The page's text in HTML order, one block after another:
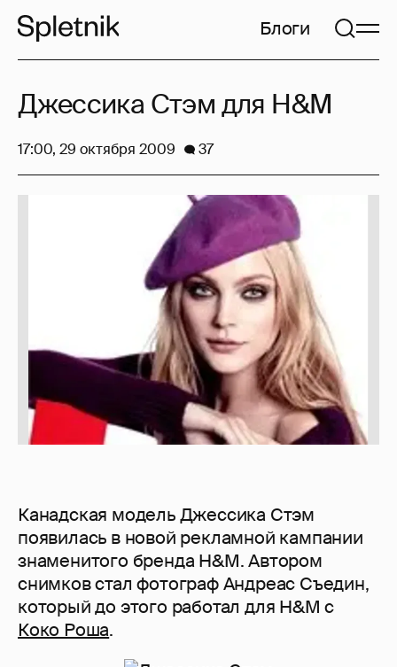
Блоги
Канадская модель Джессика Стэм
появилась в новой рекламной кампании
знаменитого бренда H&M. Автором
снимков стал фотограф Андреас Съедин,
который до этого работал для H&M с
Коко Роша.
Джессика Стэм для H&M
17:00, 29 октября 2009 37